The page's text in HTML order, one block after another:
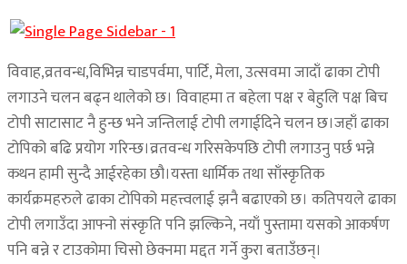
विवाह,व्रतवन्ध,विभिन्न चाडपर्वमा, पार्टि, मेला, उत्सवमा जादाँ ढाका टोपी
लगाउने चलन बढ्न थालेको छ। विवाहमा त बहेला पक्ष र बेहुलि पक्ष बिच
टोपी साटासाट नै हुन्छ भने जन्तिलाई टोपी लगाईदिने चलन छ।जहाँ ढाका
टोपिको बढि प्रयोग गरिन्छ।व्रतवन्ध गरिसकेपछि टोपी लगाउनु पर्छ भन्ने
कथन हामी सुन्दै आईरहेका छौ।यस्ता धार्मिक तथा साँस्कृतिक
कार्यक्रमहरुले ढाका टोपिको महत्त्वलाई झनै बढाएको छ। कतिपयले ढाका
टोपी लगाउँदा आफ्नो संस्कृति पनि झल्किने, नयाँ पुस्तामा यसको आकर्षण
पनि बन्ने र टाउकोमा चिसो छेक्नमा मद्दत गर्ने कुरा बताउँछन्।